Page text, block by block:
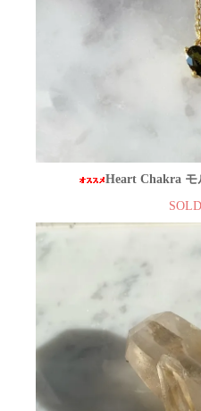
Heart Chakra モ